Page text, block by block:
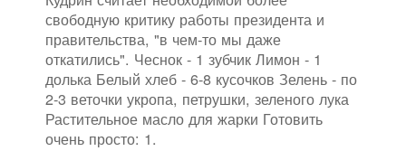
свободную критику работы президента и
правительства, "в чем-то мы даже
откатились". Чеснок - 1 зубчик Лимон - 1
долька Белый хлеб - 6-8 кусочков Зелень - по
2-3 веточки укропа, петрушки, зеленого лука
Растительное масло для жарки Готовить
очень просто: 1.